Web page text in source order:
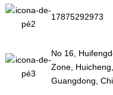
17875292973
No 16,
Zone,
Guangdong,